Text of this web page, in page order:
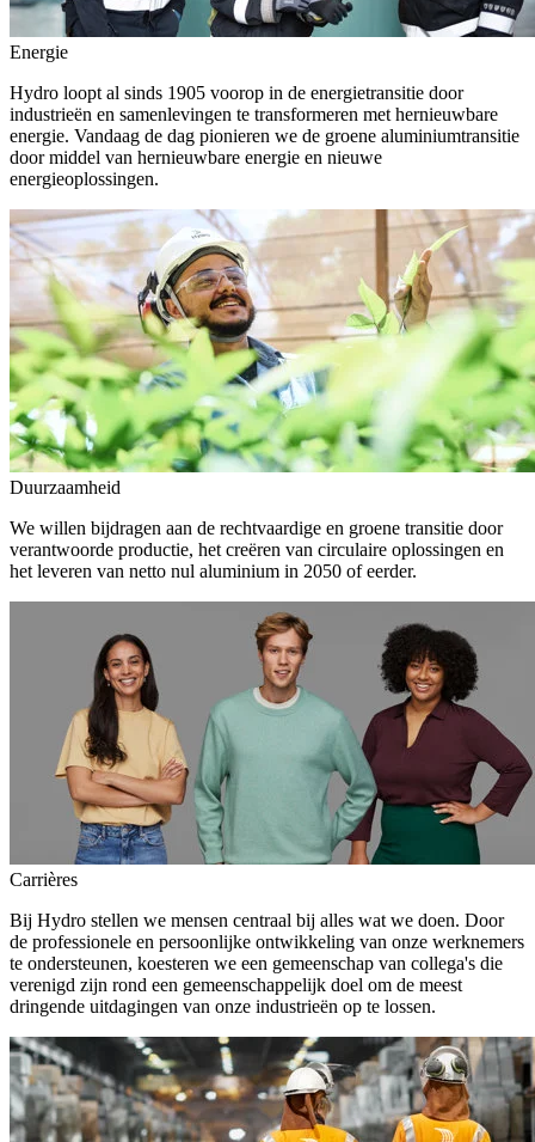
Energie
Hydro loopt al sinds 1905 voorop in de energietransitie door
industrieën en samenlevingen te transformeren met hernieuwbare
energie. Vandaag de dag pionieren we de groene aluminiumtransitie
door middel van hernieuwbare energie en nieuwe
energieoplossingen.
Duurzaamheid
We willen bijdragen aan de rechtvaardige en groene transitie door
verantwoorde productie, het creëren van circulaire oplossingen en
het leveren van netto nul aluminium in 2050 of eerder.
Carrières
Bij Hydro stellen we mensen centraal bij alles wat we doen. Door
de professionele en persoonlijke ontwikkeling van onze werknemers
te ondersteunen, koesteren we een gemeenschap van collega's die
verenigd zijn rond een gemeenschappelijk doel om de meest
dringende uitdagingen van onze industrieën op te lossen.